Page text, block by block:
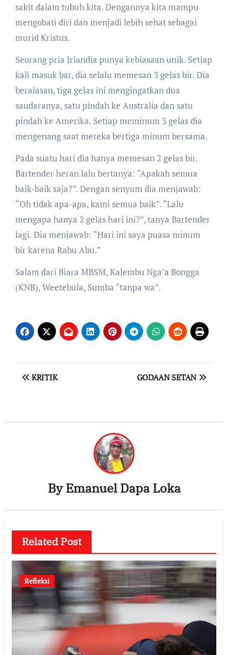
sakit dalam tubuh kita. Dengannya kita mampu
mengobati diri dan menjadi lebih sehat sebagai
murid Kristus.
Seorang pria Irlandia punya kebiasaan unik. Setiap
kali masuk bar, dia selalu memesan 3 gelas bir. Dia
beralasan, tiga gelas ini mengingatkan dua
saudaranya, satu pindah ke Australia dan satu
pindah ke Amerika. Setiap meminum 3 gelas dia
mengenang saat mereka bertiga minum bersama.
Pada suatu hari dia hanya memesan 2 gelas bir.
Bartender heran lalu bertanya: “Apakah semua
baik-baik saja?”. Dengan senyum dia menjawab:
“Oh tidak apa-apa, kami semua baik”. “Lalu
mengapa hanya 2 gelas hari ini?”, tanya Bartender
lagi. Dia menjawab: “Hari ini saya puasa minum
bir karena Rabu Abu.”
Salam dari Biara MBSM, Kalembu Nga’a Bongga
(KNB), Weetebula, Sumba “tanpa wa”.
Post
KRITIK GODAAN SETAN
ByEmanuel Dapa Loka
Related Post
Refleksi